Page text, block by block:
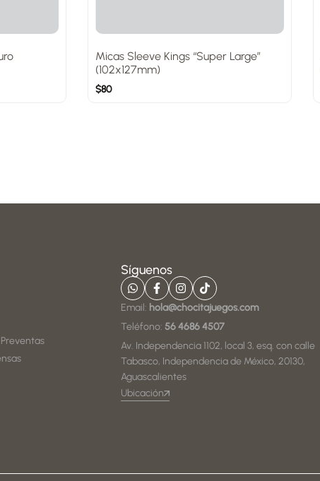
Micas Sleeve Kings “Super Large”
(102x127mm)
$80
Síguenos
Email: hola@chocitajuegos.com
Teléfono:56 4686 4507
Av. Independencia 1102, local 3, esq. con calle
Tabasco, Independencia de México, 20130,
Aguascalientes
Ubicación